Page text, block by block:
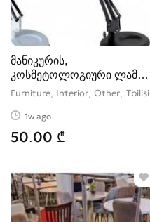
მანიკურის,
კოსმეტოლოგიური ლამპა
(სანათი)
Furniture, Interior, Other Tbilisi
1w ago
50.00 ₾